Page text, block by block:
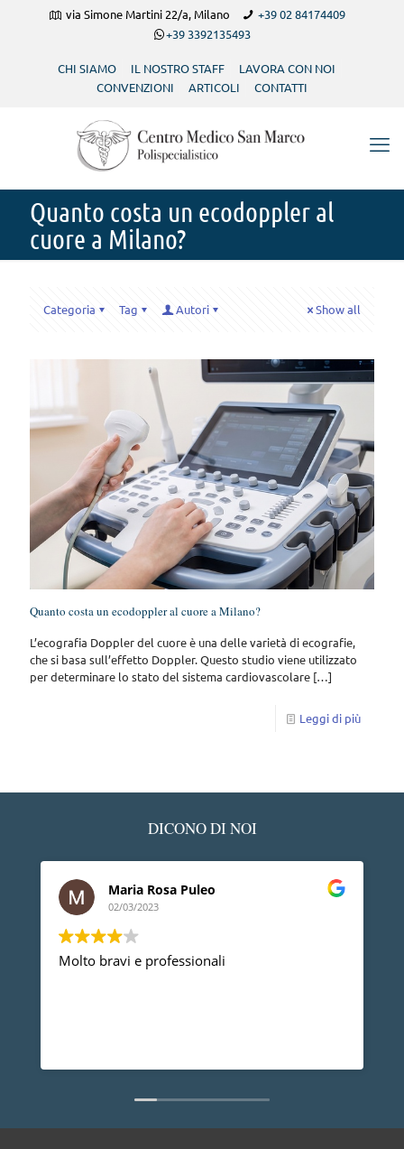
via Simone Martini 22/a, Milano
+39 02 84174409
+39 3392135493
CHI SIAMO IL NOSTRO STAFF
LAVORA CON NOI
CONVENZIONI
ARTICOLI CONTATTI
Quanto costa un ecodoppler al
cuore a Milano?
Categoria Tag Autori Show all
Quanto costa un ecodoppler al cuore a Milano?
L’ecografia Doppler del cuore è una delle varietà di ecografie,
che si basa sull’effetto Doppler. Questo studio viene utilizzato
per determinare lo stato del sistema cardiovascolare […]
Leggi di più
DICONO DI NOI
Maria Rosa Puleo
02/03/2023
Molto bravi e professionali